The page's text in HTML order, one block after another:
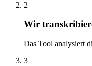
2
Wir
Das Tool analysiert
3